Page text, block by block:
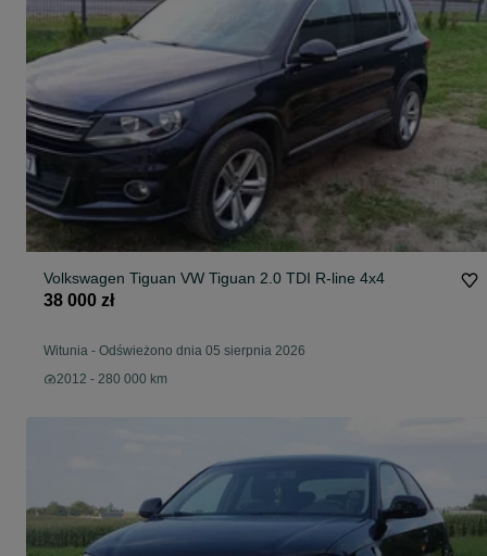
Volkswagen Tiguan VW Tiguan 2.0 TDI R-line 4x4
38 000 zł
Witunia - Odświeżono dnia 05 sierpnia 2026
2012 - 280 000 km